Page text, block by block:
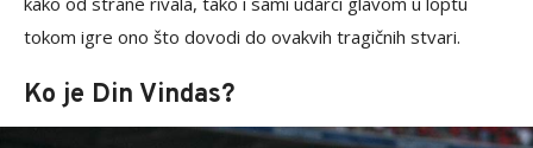
tokom igre ono što dovodi do ovakvih tragičnih stvari.
Ko je Din Vindas?